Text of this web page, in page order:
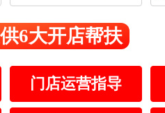
6大开店帮扶
门店运营指导
19
18